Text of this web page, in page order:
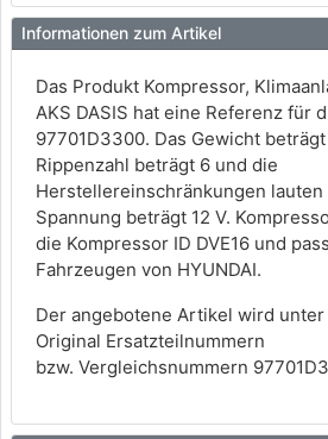
Informationen zum Artikel
Das Produkt Kompressor,
AKS DASIS hat eine Referenz für
97701D3300. Das Gewicht
Rippenzahl beträgt 6 und die
Herstellereinschränkungen lauten
Spannung beträgt 12 V.
die Kompressor ID DVE16 und
Fahrzeugen von HYUNDAI.
Der angebotene Artikel wird
Original Ersatzteilnummern
bzw. Vergleichsnummern